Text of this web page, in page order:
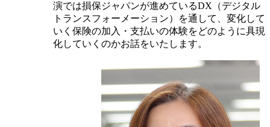
演では損保ジャパンが進めているDX（デジタル
トランスフォーメーション）を通して、変化して
いく保険の加入・支払いの体験をどのように具現
化していくのかお話をいたします。